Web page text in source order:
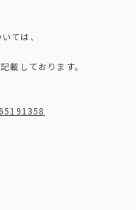
ては、
載しております。